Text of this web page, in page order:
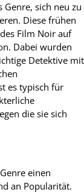
sich neu zu
Diese frühen
Film Noir auf
Dabei wurden
Detektive mit
es typisch für
die sie sich
einen
an Popularität.